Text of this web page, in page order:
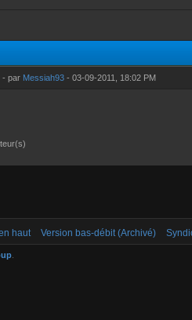
- par Messiah93 - 03-09-2011, 18:02 PM
haut Version bas-débit (Archivé)